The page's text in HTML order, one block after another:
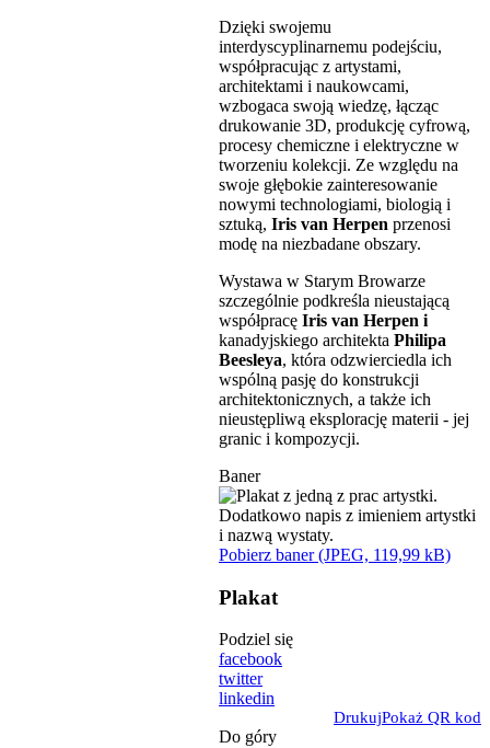
Dzięki swojemu
interdyscyplinarnemu podejściu,
współpracując z artystami,
architektami i naukowcami,
wzbogaca swoją wiedzę, łącząc
drukowanie 3D, produkcję cyfrową,
procesy chemiczne i elektryczne w
tworzeniu kolekcji. Ze względu na
swoje głębokie zainteresowanie
nowymi technologiami, biologią i
sztuką, Iris van Herpen przenosi
modę na niezbadane obszary.
Wystawa w Starym Browarze
szczególnie podkreśla nieustającą
współpracę Iris van Herpen i
kanadyjskiego architekta Philipa
Beesleya, która odzwierciedla ich
wspólną pasję do konstrukcji
architektonicznych, a także ich
nieustępliwą eksplorację materii - jej
granic i kompozycji.
Baner
Pobierz baner (JPEG, 119,99 kB)
Plakat
Podziel się
facebook
twitter
linkedin
DrukujPokaż QR kod
Do góry